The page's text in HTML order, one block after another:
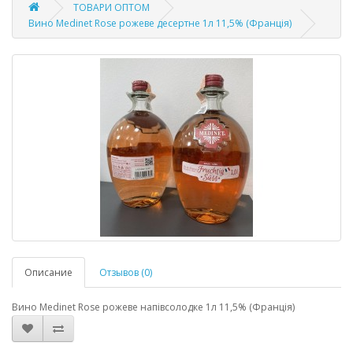
ТОВАРИ ОПТОМ
Вино Medinet Rose рожеве десертне 1л 11,5% (Франція)
Описание Отзывов (0)
Вино Medinet Rose рожеве напівсолодке 1л 11,5% (Франція)